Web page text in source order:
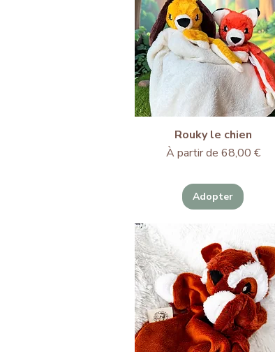
Rouky le chien
À partir de 68,00 €
Prix promotionnel
Adopter